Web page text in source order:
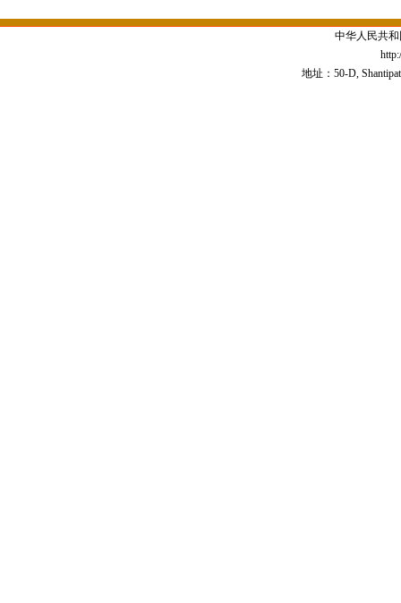
中华人民共
地址：50-D,